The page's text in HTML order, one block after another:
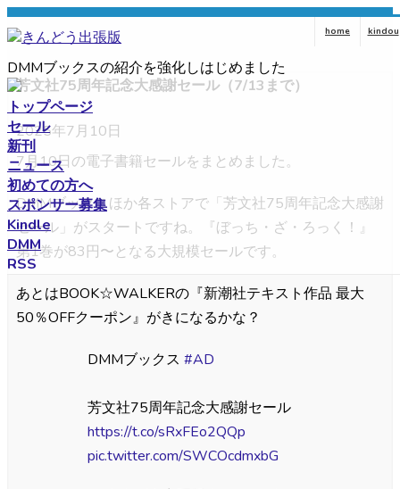
コ
ン
ン
ツ
へ
ス
キ
ッ
プ
ナ
ビ
ー
シ
ョ
ン
に
移
動
DMMブックスの紹介を強化しはじめました
home kindou
トップページ
セール
新刊
ニュース
初めての方へ
スポンサー募集
Kindle
DMM
RSS
芳文社75周年記念大感謝セール（7/13まで）
2025年7月10日
7月10日の電子書籍セールをまとめました。
DMMブックスほか各ストアで「芳文社75周年記念大感謝
セール」がスタートですね。『ぼっち・ざ・ろっく！』
第1巻が83円〜となる大規模セールです。
あとはBOOK☆WALKERの『新潮社テキスト作品 最大
50％OFFクーポン』がきになるかな？
DMMブックス #AD
芳文社75周年記念大感謝セール
https://t.co/sRxFEo2QQp
pic.twitter.com/SWCOcdmxbG